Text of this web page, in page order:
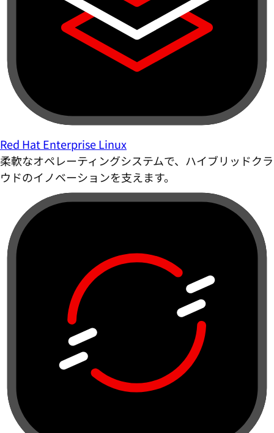
Red Hat Enterprise Linux
柔軟なオペレーティングシステムで、ハイブリッドクラ
ウドのイノベーションを支えます。